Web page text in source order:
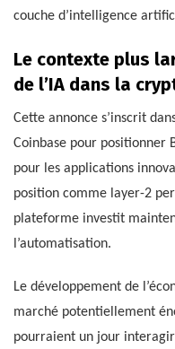
couche d’intelligence
Le contexte plus
de l’IA dans la
Cette annonce s’inscrit
Coinbase pour positionner
pour les applications
position comme layer-2
plateforme investit
l’automatisation.
Le développement de
marché potentiellement
pourraient un jour